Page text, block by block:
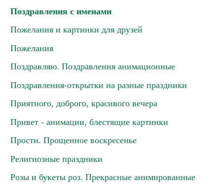
Поздравления с именами
Пожелания и картинки для друзей
Пожелания
Поздравляю. Поздравления анимационные
Поздравления-открытки на разные праздники
Приятного, доброго, красивого вечера
Привет - анимации, блестящие картинки
Прости. Прощенное воскресенье
Религиозные праздники
Розы и букеты роз. Прекрасные анимированные